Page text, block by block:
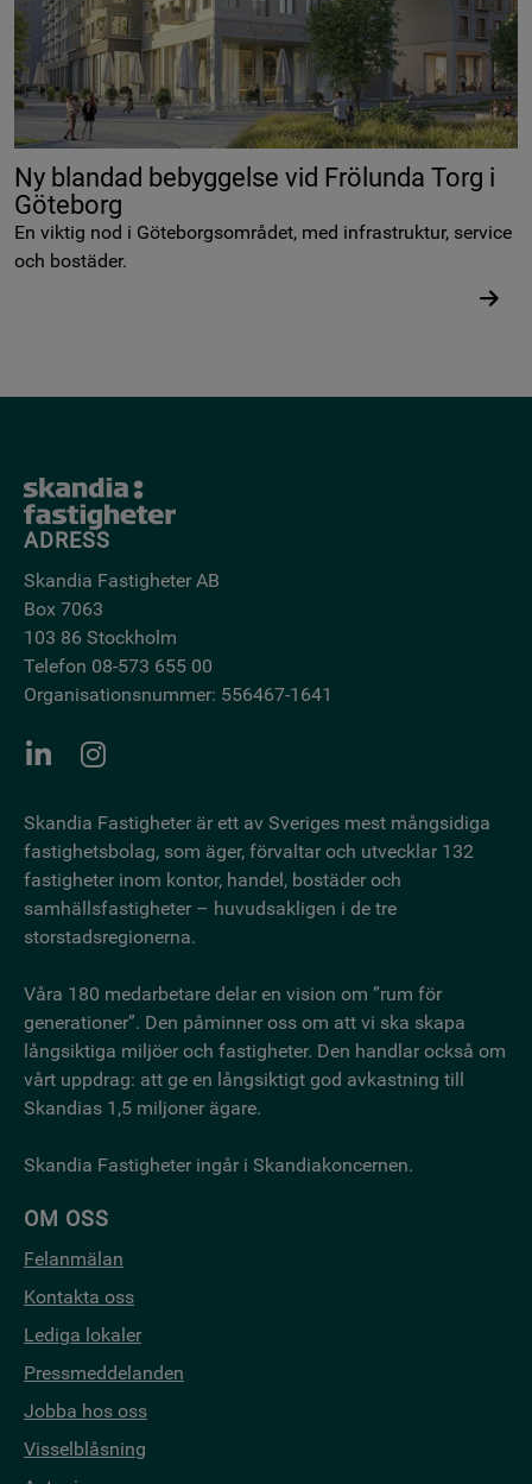
Ny blandad bebyggelse vid Frölunda Torg i
Göteborg
En viktig nod i Göteborgsområdet, med infrastruktur, service
och bostäder.
ADRESS
Skandia Fastigheter AB
Box 7063
103 86 Stockholm
Telefon 08-573 655 00
Organisationsnummer: 556467-1641
Skandia Fastigheter är ett av Sveriges mest mångsidiga
fastighetsbo­lag, som äger, förvaltar och utvecklar 132
fastigheter inom kontor, handel, bostäder och
samhällsfastigheter – huvudsakligen i de tre
storstadsregionerna.
Våra 180 medarbetare delar en vision om ”rum för
generationer”. Den påminner oss om att vi ska skapa
långsiktiga miljöer och fastigheter. Den handlar också om
vårt uppdrag: att ge en långsiktigt god avkastning till
Skandias 1,5 miljoner ägare.
Skandia Fastigheter ingår i Skandiakoncernen.
OM OSS
Felanmälan
Kontakta oss
Lediga lokaler
Pressmeddelanden
Jobba hos oss
Visselblåsning